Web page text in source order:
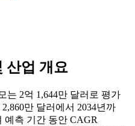
산업 개요
는 2억 1,644만 달러로 평가
만 달러에서 2034년까
예측 기간 동안 CAGR